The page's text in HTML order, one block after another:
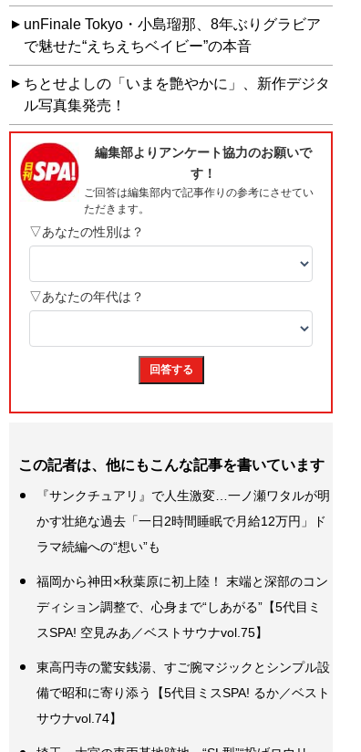
unFinale Tokyo・小島瑠那、8年ぶりグラビア
で魅せた“えちえちベイビー”の本音
ちとせよしの「いまを艶やかに」、新作デジタ
ル写真集発売！
この記者は、他にもこんな記事を書いています
『サンクチュアリ』で人生激変…一ノ瀬ワタルが明
かす壮絶な過去「一日2時間睡眠で月給12万円」ド
ラマ続編への“想い”も
福岡から神田×秋葉原に初上陸！ 末端と深部のコン
ディション調整で、心身まで“しあがる”【5代目ミ
スSPA! 空見みあ／ベストサウナvol.75】
東高円寺の驚安銭湯、すご腕マジックとシンプル設
備で昭和に寄り添う【5代目ミスSPA! るか／ベスト
サウナvol.74】